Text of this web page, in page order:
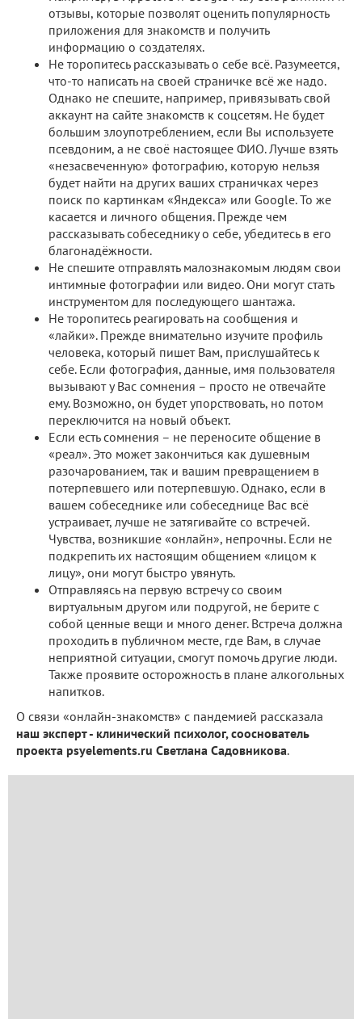
отзывы, которые позволят оценить популярность
приложения для знакомств и получить
информацию о создателях.
Не торопитесь рассказывать о себе всё. Разумеется,
что-то написать на своей страничке всё же надо.
Однако не спешите, например, привязывать свой
аккаунт на сайте знакомств к соцсетям. Не будет
большим злоупотреблением, если Вы используете
псевдоним, а не своё настоящее ФИО. Лучше взять
«незасвеченную» фотографию, которую нельзя
будет найти на других ваших страничках через
поиск по картинкам «Яндекса» или Google. То же
касается и личного общения. Прежде чем
рассказывать собеседнику о себе, убедитесь в его
благонадёжности.
Не спешите отправлять малознакомым людям свои
интимные фотографии или видео. Они могут стать
инструментом для последующего шантажа.
Не торопитесь реагировать на сообщения и
«лайки». Прежде внимательно изучите профиль
человека, который пишет Вам, прислушайтесь к
себе. Если фотография, данные, имя пользователя
вызывают у Вас сомнения – просто не отвечайте
ему. Возможно, он будет упорствовать, но потом
переключится на новый объект.
Если есть сомнения – не переносите общение в
«реал». Это может закончиться как душевным
разочарованием, так и вашим превращением в
потерпевшего или потерпевшую. Однако, если в
вашем собеседнике или собеседнице Вас всё
устраивает, лучше не затягивайте со встречей.
Чувства, возникшие «онлайн», непрочны. Если не
подкрепить их настоящим общением «лицом к
лицу», они могут быстро увянуть.
Отправляясь на первую встречу со своим
виртуальным другом или подругой, не берите с
собой ценные вещи и много денег. Встреча должна
проходить в публичном месте, где Вам, в случае
неприятной ситуации, смогут помочь другие люди.
Также проявите осторожность в плане алкогольных
напитков.
О связи «онлайн-знакомств» с пандемией рассказала
наш эксперт - клинический психолог, сооснователь
проекта psyelements.ru Светлана Садовникова.